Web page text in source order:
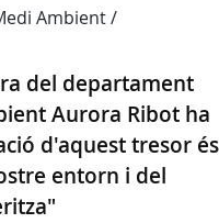
Ambient /
del departament
Aurora Ribot ha
d'aquest tresor és
entorn i del